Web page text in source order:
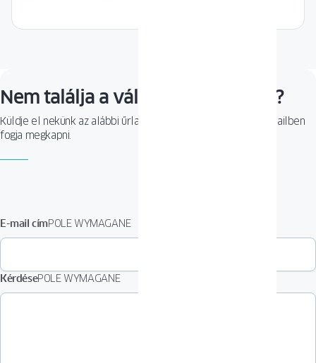
Nem találja a választ a kérdésére?
Küldje el nekünk az alábbi űrlap segítségével. A választ e-mailben
fogja megkapni.
E-mail címPOLE WYMAGANE
KérdésePOLE WYMAGANE